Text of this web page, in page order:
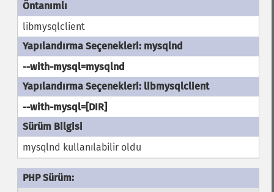
libmysqlclient
--with-mysql=mysqlnd
--with-mysql=[DIR]
mysqlnd kullanılabilir oldu